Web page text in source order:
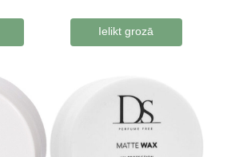
Ielikt grozā